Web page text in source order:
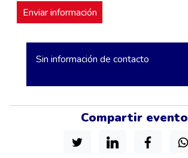
Sin información de contacto
Compartir evento